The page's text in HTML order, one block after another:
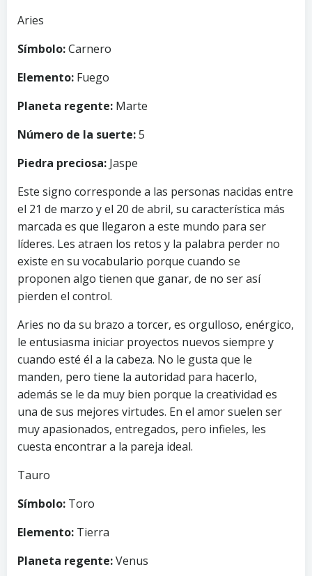
Aries
Símbolo:Carnero
Elemento: Fuego
Planeta regente: Marte
Número de la suerte:5
Piedra preciosa: Jaspe
Este signo corresponde a las personas nacidas entre
el 21 de marzo y el 20 de abril, su característica más
marcada es que llegaron a este mundo para ser
líderes. Les atraen los retos y la palabra perder no
existe en su vocabulario porque cuando se
proponen algo tienen que ganar, de no ser así
pierden el control.
Aries no da su brazo a torcer, es orgulloso, enérgico,
le entusiasma iniciar proyectos nuevos siempre y
cuando esté él a la cabeza. No le gusta que le
manden, pero tiene la autoridad para hacerlo,
además se le da muy bien porque la creatividad es
una de sus mejores virtudes. En el amor suelen ser
muy apasionados, entregados, pero infieles, les
cuesta encontrar a la pareja ideal.
Tauro
Símbolo: Toro
Elemento: Tierra
Planeta regente:Venus